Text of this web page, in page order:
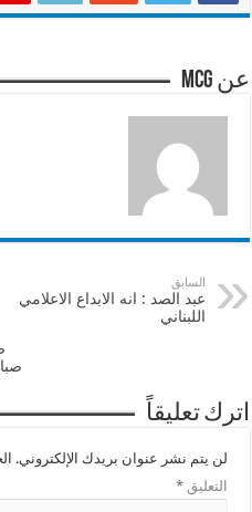
عن mcg
السابق
عبد الصد : انه الابداع الاعلامي
اللبناني
صباح
اترك تعليقاً
لن يتم نشر عنوان بريدك الإلكتروني.
التعليق*